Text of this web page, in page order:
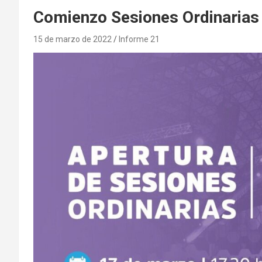
Comienzo Sesiones
15 de marzo de 2022 Informe 21